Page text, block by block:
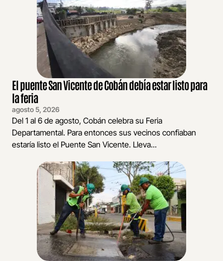
El puente San Vicente de Cobán debía estar listo para
la feria
agosto 5, 2026
Del 1 al 6 de agosto, Cobán celebra su Feria
Departamental. Para entonces sus vecinos confiaban
estaría listo el Puente San Vicente. Lleva...